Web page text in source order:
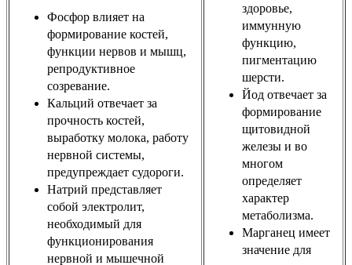
Фосфор влияет на
формирование костей,
функции нервов и мышц,
репродуктивное
созревание.
Кальций отвечает за
прочность костей,
выработку молока, работу
нервной системы,
предупреждает судороги.
Натрий представляет
собой электролит,
необходимый для
функционирования
нервной и мышечной
здоровье,
иммунную
функцию,
пигментацию
шерсти.
Йод отвечает за
формирование
щитовидной
железы и во
многом
определяет
характер
метаболизма.
Марганец имеет
значение для